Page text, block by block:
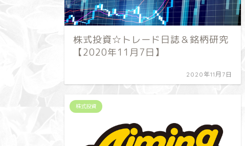
株式投資☆トレード日誌＆銘柄研究
【2020年11月7日】
2020年11月7日
株式投資